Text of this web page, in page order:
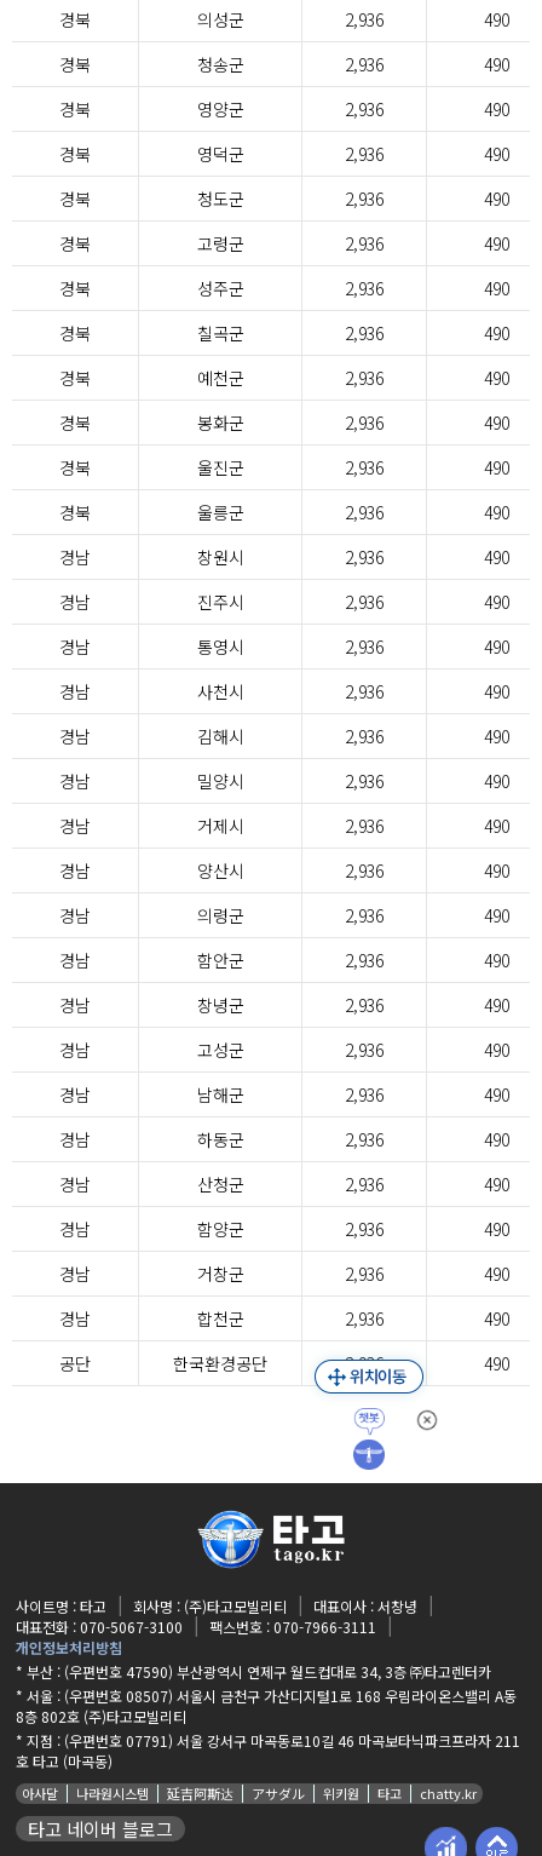
경북
의성군 2,936
490
경북
청송군 2,936
490
경북
영양군 2,936
490
경북
영덕군 2,936
490
경북
청도군 2,936
490
경북
고령군 2,936
490
경북
성주군 2,936
490
경북
칠곡군 2,936
490
경북
예천군 2,936
490
경북
봉화군 2,936
490
경북
울진군 2,936
490
경북
울릉군 2,936
490
경남
창원시 2,936
490
경남
진주시 2,936
490
경남
통영시 2,936
490
경남
사천시 2,936
490
경남
김해시 2,936
490
경남
밀양시 2,936
490
경남
거제시 2,936
490
경남
양산시 2,936
490
경남
의령군 2,936
490
경남
함안군 2,936
490
경남
창녕군 2,936
490
경남
고성군 2,936
490
경남
남해군 2,936
490
경남
하동군 2,936
490
경남
산청군 2,936
490
경남
함양군 2,936
490
경남
거창군 2,936
490
경남
합천군 2,936
490
공단
한국환경공단 2,936 490
사이트명 : 타고 회사명 : (주)타고모빌리티
대표이사 : 서창녕
대표전화 : 070-5067-3100
팩스번호 : 070-7966-3111
개인정보처리방침
* 부산 : (우편번호 47590) 부산광역시 연제구 월드컵대로 34, 3층 ㈜타고렌터카
* 서울 : (우편번호 08507) 서울시 금천구 가산디지털1로 168 우림라이온스밸리 A동
8층 802호 (주)타고모빌리티
* 지점 : (우편번호 07791) 서울 강서구 마곡동로10길 46 마곡보타닉파크프라자 211
호 타고 (마곡동)
아사달 나라원시스템 延吉阿斯达 アサダル 위키원 타고 chatty.kr
타고 네이버 블로그